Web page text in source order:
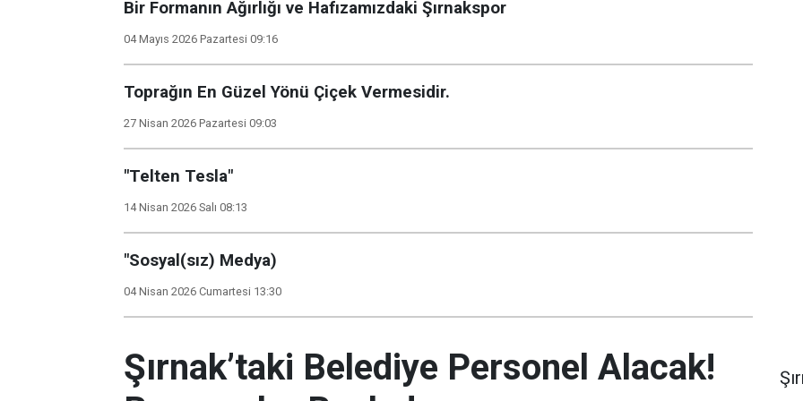
Bir Formanın Ağırlığı ve Hafızamızdaki Şırnakspor
04 Mayıs 2026 Pazartesi 09:16
Toprağın En Güzel Yönü Çiçek Vermesidir.
27 Nisan 2026 Pazartesi 09:03
"Telten Tesla"
14 Nisan 2026 Salı 08:13
"Sosyal(sız) Medya)
04 Nisan 2026 Cumartesi 13:30
Şırnak’taki Belediye Personel Alacak!